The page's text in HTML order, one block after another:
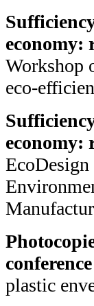
economy:
Workshop
eco-
economy:
plastic